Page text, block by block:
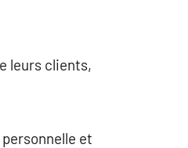
leurs clients,
et